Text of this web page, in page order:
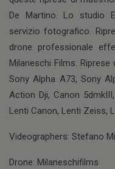
De Martino. Lo studio
servizio fotografico.
drone professionale
Milaneschi Films.
Sony Alpha A73, Sony
Action Dji, Canon
Lenti Canon, Lenti Zeiss,
Videographers: Stefano
Drone: Milaneschifilms